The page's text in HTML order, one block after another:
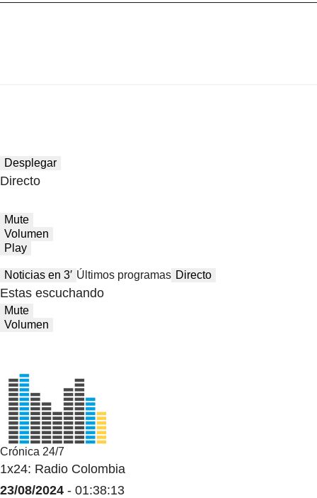
Desplegar
Directo
Mute
Volumen
Play
Noticias en 3′ Últimos programas Directo
Estas escuchando
Mute
Volumen
Crónica 24/7
1x24: Radio Colombia
23/08/2024 - 01:38:13